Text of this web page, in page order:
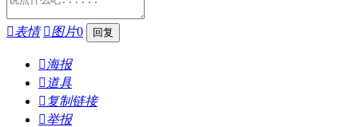
表情 图片0
 海报
 道具
 复制链接
举报